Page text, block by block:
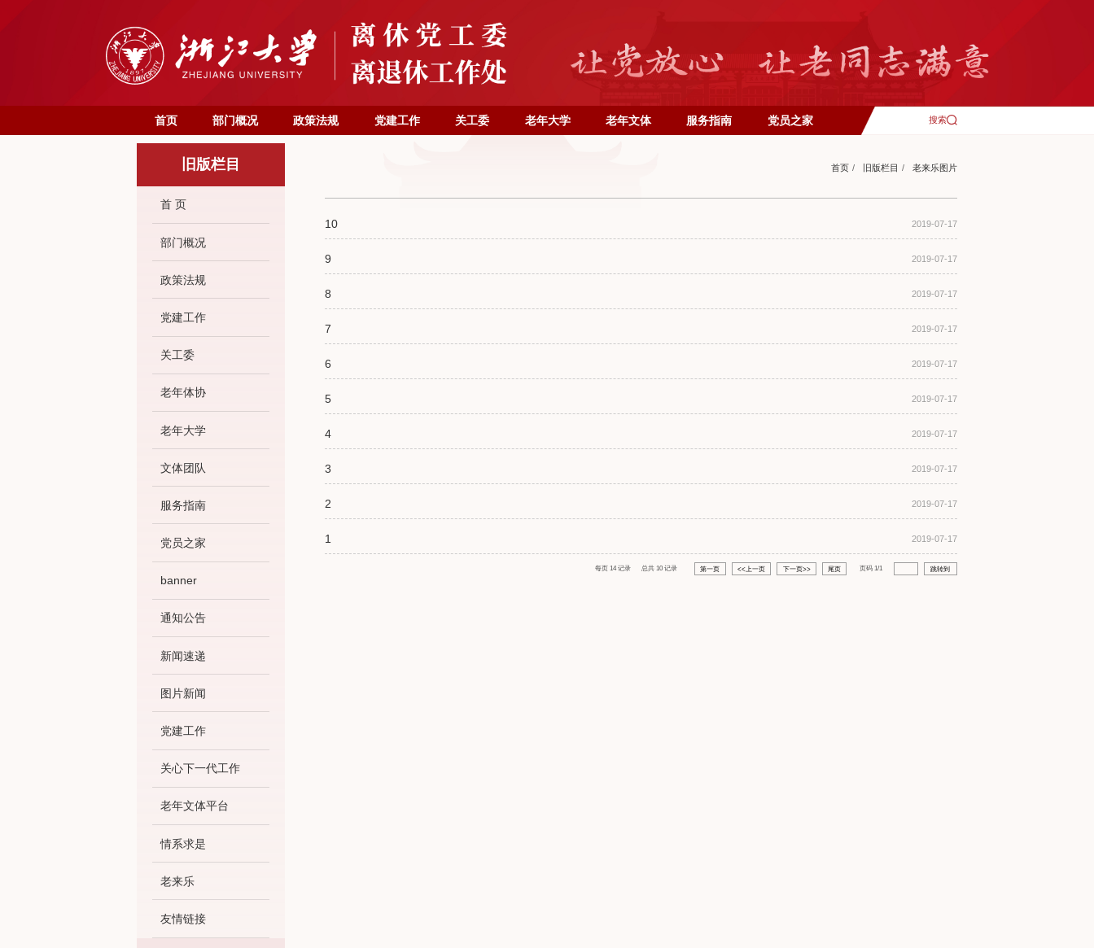
首页 部门概况 政策法规 党建工作 关工委 老年大学 老年文体 服务指南 党员之家 搜索
旧版栏目
首 页
部门概况
政策法规
党建工作
关工委
老年体协
老年大学
文体团队
服务指南
党员之家
banner
通知公告
新闻速递
图片新闻
党建工作
关心下一代工作
老年文体平台
情系求是
老来乐
友情链接
首页 / 旧版栏目 / 老来乐图片
10 2019-07-17
9 2019-07-17
8 2019-07-17
7 2019-07-17
6 2019-07-17
5 2019-07-17
4 2019-07-17
3 2019-07-17
2 2019-07-17
1 2019-07-17
每页14 记录 总共 10记录 第一页 <<上一页 下一页>> 尾页 页码1/1 跳转到